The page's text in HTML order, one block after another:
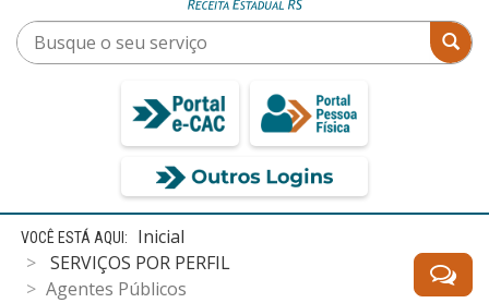
menu
Busque
o
Início
conteúdo
Inicial
SERVIÇOS POR PERFIL
Agentes Públicos